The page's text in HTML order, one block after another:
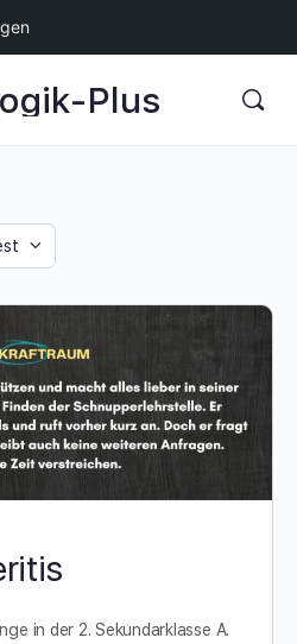
Plus
in der 2. Sekundarklasse A.